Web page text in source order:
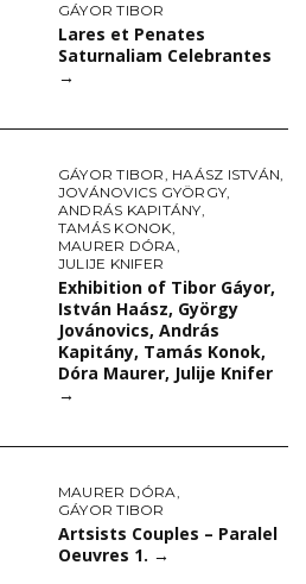
GÁYOR TIBOR
Lares et Penates
Saturnaliam Celebrantes
→
GÁYOR TIBOR, HAÁSZ ISTVÁN,
JOVÁNOVICS GYÖRGY,
ANDRÁS KAPITÁNY,
TAMÁS KONOK,
MAURER DÓRA,
JULIJE KNIFER
Exhibition of Tibor Gáyor,
István Haász, György
Jovánovics, András
Kapitány, Tamás Konok,
Dóra Maurer, Julije Knifer
→
MAURER DÓRA,
GÁYOR TIBOR
Artsists Couples – Paralel
Oeuvres 1. →